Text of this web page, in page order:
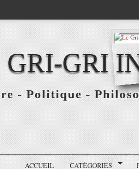
GRI-GRI
- Politique -
ACCUEIL CATÉGORIES